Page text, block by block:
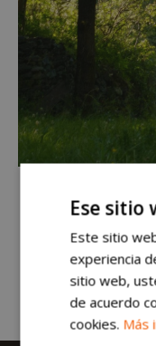
Ese sitio
Este sitio
experiencia
sitio web,
de acuerdo
cookies. Más